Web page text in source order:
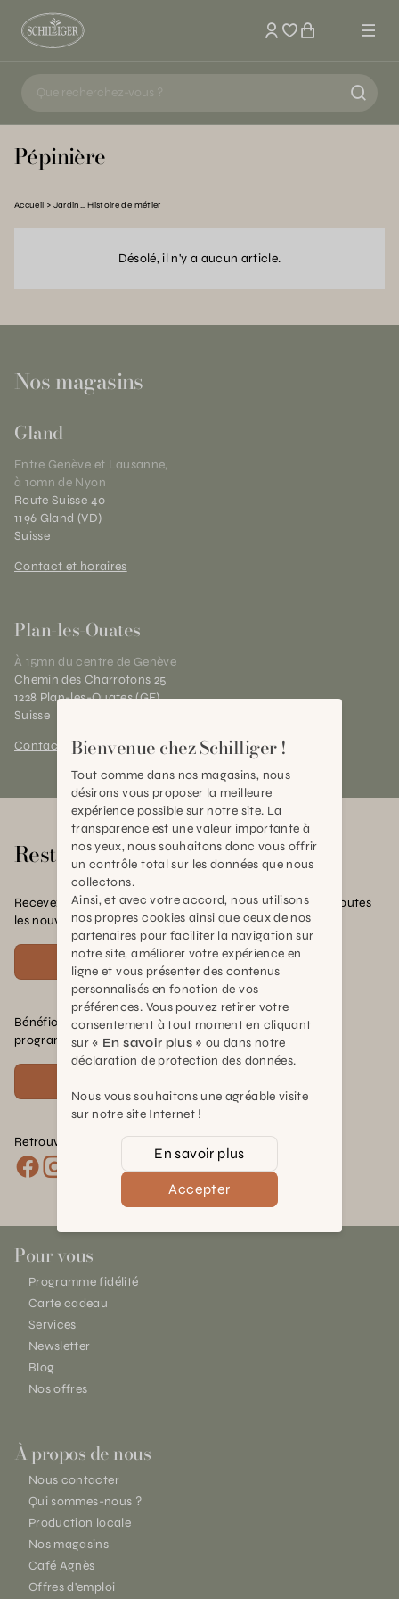
Mon compte
Pépinière
Accueil Jardin… Histoire de métier
Désolé, il n'y a aucun article.
Nos magasins
Gland
Entre Genève et Lausanne,
à 10mn de Nyon
Route Suisse 40
1196 Gland (VD)
Suisse
Contact et horaires
Plan-les-Ouates
À 15mn du centre de Genève
Chemin des Charrotons 25
1228 Plan-les-Ouates (GE)
Suisse
Contact et horaires
Rester en contact
Recevez nos offres exclusives, nos conseils pratiques et toutes
les nouvelles Schilliger
S'inscrire
Bénéficiez de nombreux avantages en rejoignant notre
programme de fidélité.
Retrouvez nous sur les réseaux :
Pour vous
Programme fidélité
Carte cadeau
Services
Newsletter
Blog
Nos offres
À propos de nous
Nous contacter
Qui sommes-nous ?
Production locale
Nos magasins
Café Agnès
Offres d'emploi
Bienvenue chez Schilliger !
Tout comme dans nos magasins, nous
désirons vous proposer la meilleure
expérience possible sur notre site. La
transparence est une valeur importante à
nos yeux, nous souhaitons donc vous offrir
un contrôle total sur les données que nous
collectons.
Ainsi, et avec votre accord, nous utilisons
nos propres cookies ainsi que ceux de nos
partenaires pour faciliter la navigation sur
notre site, améliorer votre expérience en
ligne et vous présenter des contenus
personnalisés en fonction de vos
préférences. Vous pouvez retirer votre
consentement à tout moment en cliquant
sur « En savoir plus » ou dans notre
déclaration de protection des données.
Nous vous souhaitons une agréable visite
sur notre site Internet !
En savoir plus
Accepter